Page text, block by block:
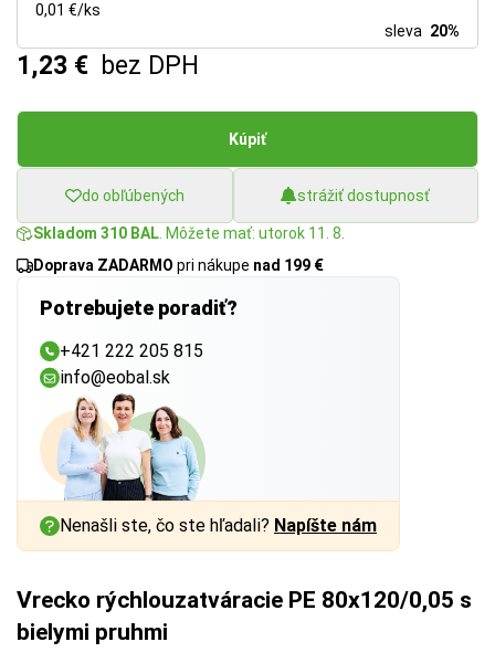
0,01 €/ks
sleva 20%
1,23 € bez DPH
Kúpiť
do obľúbených strážiť dostupnosť
Skladom 310 BAL . Môžete mať: utorok 11. 8.
Doprava ZADARMO pri nákupe nad 199 €
Potrebujete poradiť?
+421 222 205 815
info@eobal.sk
Nenašli ste, čo ste hľadali? Napíšte nám
Vrecko rýchlouzatváracie PE 80x120/0,05 s
bielymi pruhmi